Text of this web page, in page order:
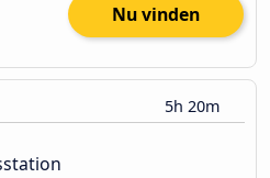
Nu vinden
5h 20m